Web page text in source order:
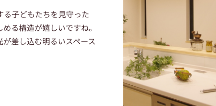
子どもたちを見守った
る構造が嬉しいですね。
差し込む明るいスペース